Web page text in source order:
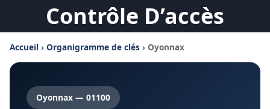
Contrôle D’accès
Accueil › Organigramme de clés › Oyonnax
Oyonnax — 01100